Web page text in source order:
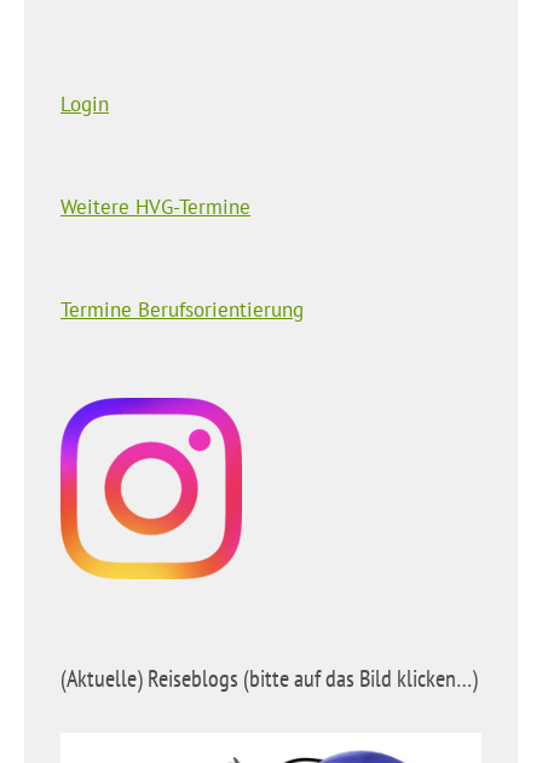
Login
Weitere HVG-Termine
Termine Berufsorientierung
(Aktuelle) Reiseblogs (bitte auf das Bild klicken…)